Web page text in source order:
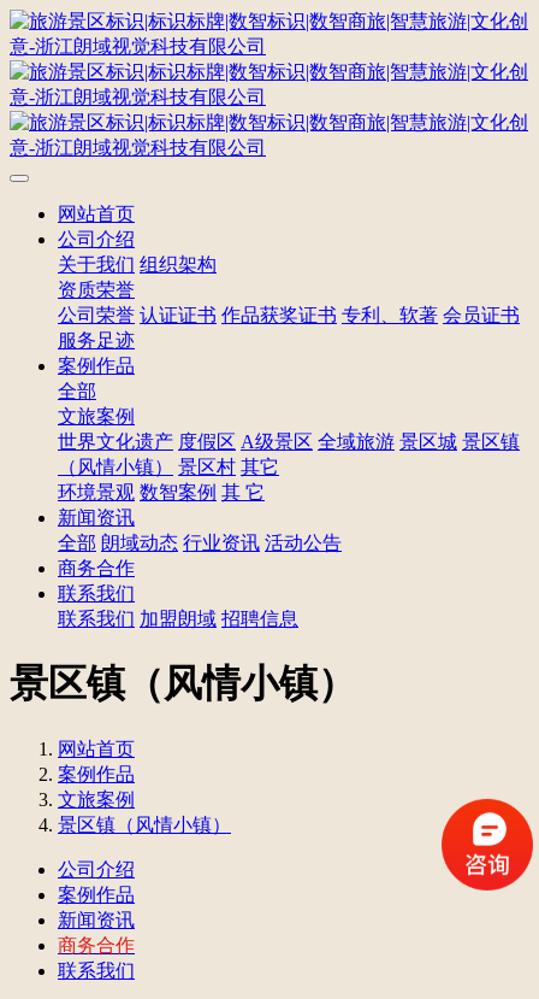
网站首页
公司介绍
关于我们 组织架构
资质荣誉
公司荣誉 认证证书 作品获奖证书 专利、软著 会员证书
服务足迹
案例作品
全部
文旅案例
世界文化遗产 度假区 A级景区 全域旅游 景区城 景区镇
（风情小镇）
景区村 其它
环境景观 数智案例 其 它
新闻资讯
全部 朗域动态 行业资讯 活动公告
商务合作
联系我们
联系我们 加盟朗域 招聘信息
景区镇（风情小镇）
网站首页
案例作品
文旅案例
景区镇（风情小镇）
公司介绍
案例作品
新闻资讯
商务合作
联系我们